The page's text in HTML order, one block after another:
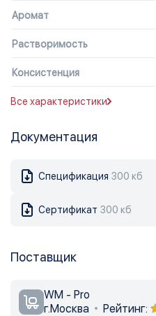
Аромат
Растворимость
Консистенция
Все характеристики
Документация
Спецификация 300 кб
Сертификат 300 кб
Поставщик
WM - Pro
г.Москва
Рейтинг: